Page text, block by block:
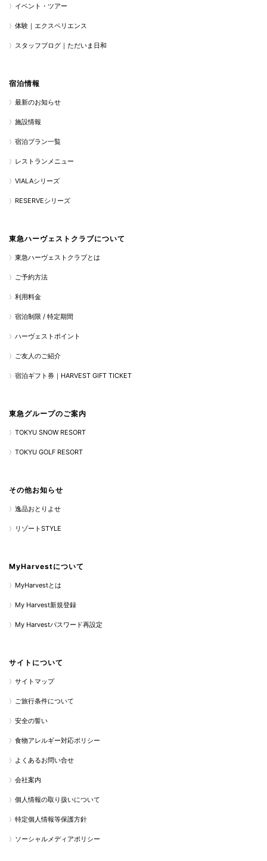
イベント・ツアー
体験｜エクスペリエンス
スタッフブログ｜ただいま日和
宿泊情報
最新のお知らせ
施設情報
宿泊プラン一覧
レストランメニュー
VIALAシリーズ
RESERVEシリーズ
東急ハーヴェストクラブについて
東急ハーヴェストクラブとは
ご予約方法
利用料金
宿泊制限 / 特定期間
ハーヴェストポイント
ご友人のご紹介
宿泊ギフト券｜HARVEST GIFT TICKET
東急グループのご案内
TOKYU SNOW RESORT
TOKYU GOLF RESORT
その他お知らせ
逸品おとりよせ
リゾートSTYLE
MyHarvestについて
MyHarvestとは
My Harvest新規登録
My Harvestパスワード再設定
サイトについて
サイトマップ
ご旅行条件について
安全の誓い
食物アレルギー対応ポリシー
よくあるお問い合せ
会社案内
個人情報の取り扱いについて
特定個人情報等保護方針
ソーシャルメディアポリシー